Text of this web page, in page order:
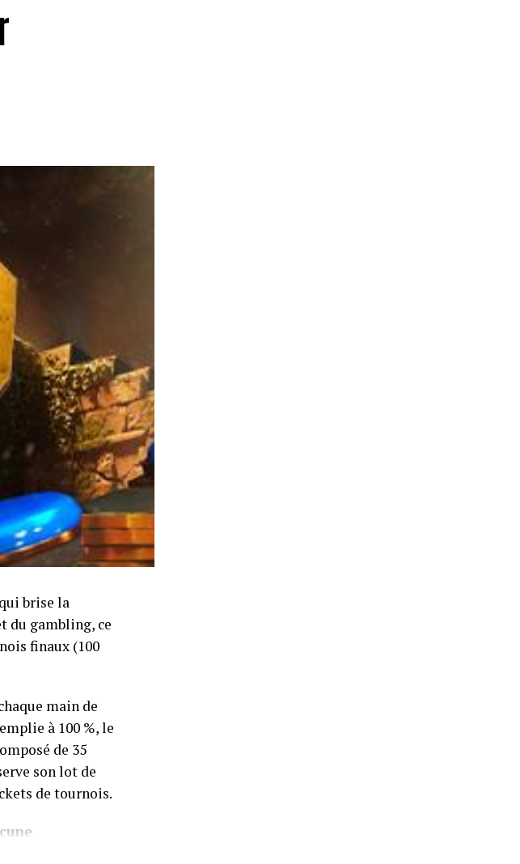
brise la
du gambling, ce
finaux (100
main de
à 100 %, le
de 35
son lot de
de tournois.